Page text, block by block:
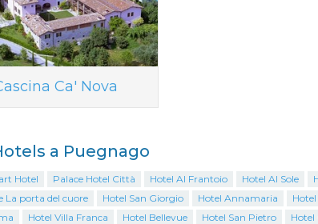
Ca' Nova
a Puegnago
Hotel Palace Hotel Città Hotel Al Frantoio Hotel Al Sole
La porta del cuore
Hotel San Giorgio Hotel Annamaria
Hotel Villa Franca Hotel Bellevue Hotel San Pietro Hotel